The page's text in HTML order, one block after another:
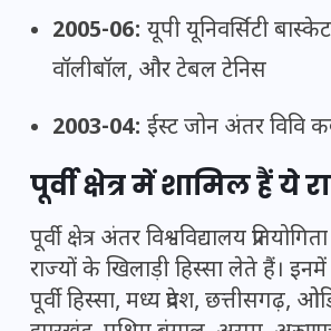
2005-06: यूपी यूनिवर्सिटी
वॉलीबॉल, और टेबल टेनिस
2003-04: ईस्ट जोन अंतर विवि
पूर्वी क्षेत्र में शामिल हैं ये
पूर्वी क्षेत्र अंतर विश्वविद्यालय
राज्यों के खिलाड़ी हिस्सा लेते हैं। इनमें
पूर्वी हिस्सा, मध्य प्रदेश, छत्तीसगढ़,